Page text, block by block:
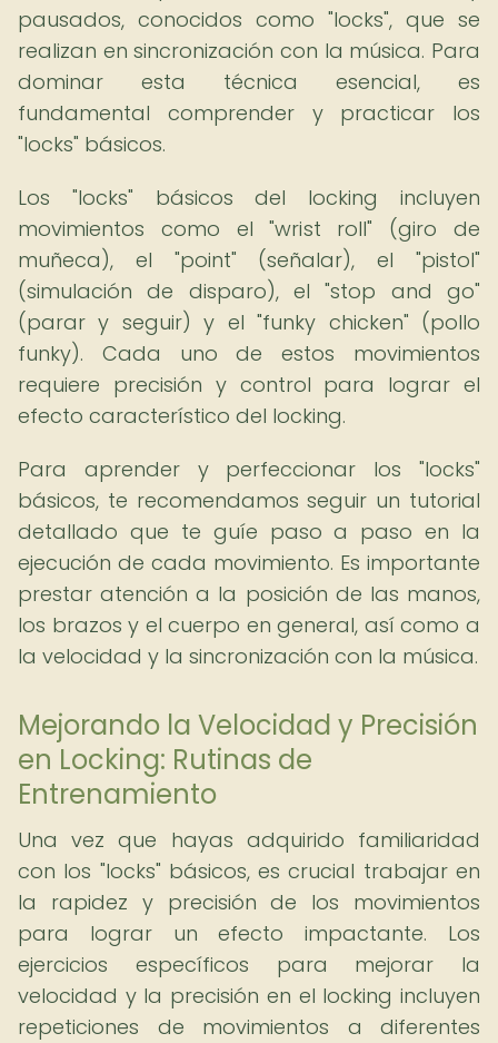
pausados, conocidos como "locks", que se
realizan en sincronización con la música. Para
dominar esta técnica esencial, es
fundamental comprender y practicar los
"locks" básicos.
Los "locks" básicos del locking incluyen
movimientos como el "wrist roll" (giro de
muñeca), el "point" (señalar), el "pistol"
(simulación de disparo), el "stop and go"
(parar y seguir) y el "funky chicken" (pollo
funky). Cada uno de estos movimientos
requiere precisión y control para lograr el
efecto característico del locking.
Para aprender y perfeccionar los "locks"
básicos, te recomendamos seguir un tutorial
detallado que te guíe paso a paso en la
ejecución de cada movimiento. Es importante
prestar atención a la posición de las manos,
los brazos y el cuerpo en general, así como a
la velocidad y la sincronización con la música.
Mejorando la Velocidad y Precisión
en Locking: Rutinas de
Entrenamiento
Una vez que hayas adquirido familiaridad
con los "locks" básicos, es crucial trabajar en
la rapidez y precisión de los movimientos
para lograr un efecto impactante. Los
ejercicios específicos para mejorar la
velocidad y la precisión en el locking incluyen
repeticiones de movimientos a diferentes